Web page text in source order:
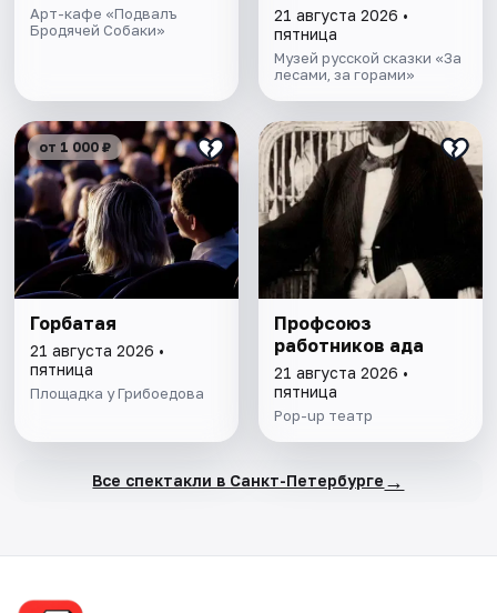
Арт-кафе «Подвалъ
Бродячей Собаки»
21 августа 2026 •
пятница
Музей русской сказки «За
лесами, за горами»
от 1 000 ₽
Горбатая
21 августа 2026 •
пятница
Площадка у Грибоедова
Профсоюз
работников ада
21 августа 2026 •
пятница
Pop-up театр
Все спектакли в Санкт-Петербурге →